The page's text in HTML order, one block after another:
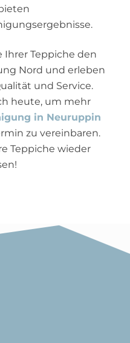
Ihrer Teppiche den
Nord und erleben
und Service.
heute, um mehr
in Neuruppin
zu vereinbaren.
Teppiche wieder